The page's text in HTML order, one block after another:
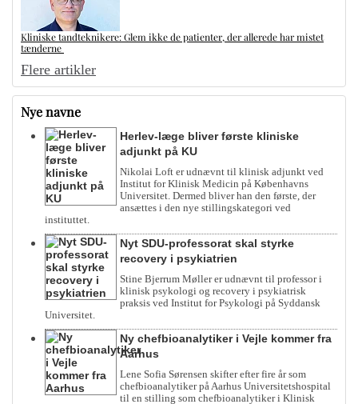
Kliniske tandteknikere: Glem ikke de patienter, der allerede har mistet
tænderne
Flere artikler
Nye navne
Herlev-læge bliver første kliniske
adjunkt på KU
Nikolai Loft er udnævnt til klinisk adjunkt ved
Institut for Klinisk Medicin på Københavns
Universitet. Dermed bliver han den første, der
ansættes i den nye stillingskategori ved
instituttet.
Nyt SDU-professorat skal styrke
recovery i psykiatrien
Stine Bjerrum Møller er udnævnt til professor i
klinisk psykologi og recovery i psykiatrisk
praksis ved Institut for Psykologi på Syddansk
Universitet.
Ny chefbioanalytiker i Vejle kommer fra
Aarhus
Lene Sofia Sørensen skifter efter fire år som
chefbioanalytiker på Aarhus Universitetshospital
til en stilling som chefbioanalytiker i Klinisk